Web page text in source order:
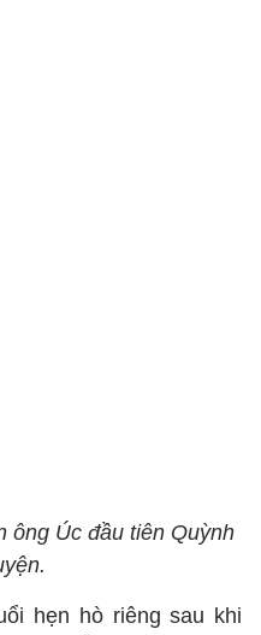
ông Úc đầu tiên Quỳnh
hẹn hò riêng sau khi